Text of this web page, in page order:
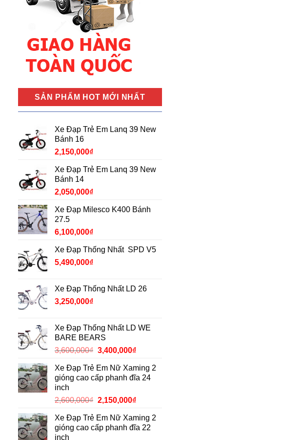
SẢN PHẨM HOT MỚI NHẤT
Xe Đạp Trẻ Em Lanq 39 New
Bánh 16
2,150,000₫
Xe Đạp Trẻ Em Lanq 39 New
Bánh 14
2,050,000₫
Xe Đạp Milesco K400 Bánh
27.5
6,100,000₫
Xe Đạp Thống Nhất SPD V5
5,490,000₫
Xe Đạp Thống Nhất LD 26
3,250,000₫
Xe Đạp Thống Nhất LD WE
BARE BEARS
3,600,000₫ Giá
là:
3,600,000₫.
3,400,000₫Giá
tại
là:
Xe Đạp Trẻ Em Nữ Xaming 2
gióng cao cấp phanh đĩa 24
inch
2,600,000₫ Giá
là:
2,600,000₫.
2,150,000₫Giá
tại
là:
Xe Đạp Trẻ Em Nữ Xaming 2
gióng cao cấp phanh đĩa 22
inch